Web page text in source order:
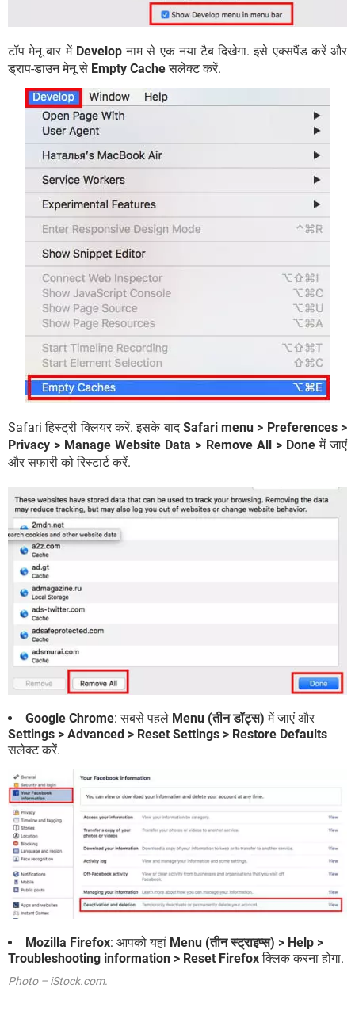
टॉप मेनू बार में Developनाम से एक नया टैब दिखेगा. इसे एक्सपैंड करें और
ड्राप-डाउन मेनू से Empty Cacheसलेक्ट करें.
Safari हिस्ट्री क्लियर करें. इसके बादSafari menu > Preferences >
Privacy > Manage Website Data > Remove All > Doneमें जाएं
और सफारी को रिस्टार्ट करें.
Google Chrome: सबसे पहले Menu (तीन डॉट्स) में जाएं और
Settings > Advanced > Reset Settings > Restore Defaults
सलेक्ट करें.
Mozilla Firefox: आपको यहां Menu (तीन स्ट्राइप्स) > Help >
Troubleshooting information > Reset Firefoxक्लिक करना होगा.
Photo – iStock.com.